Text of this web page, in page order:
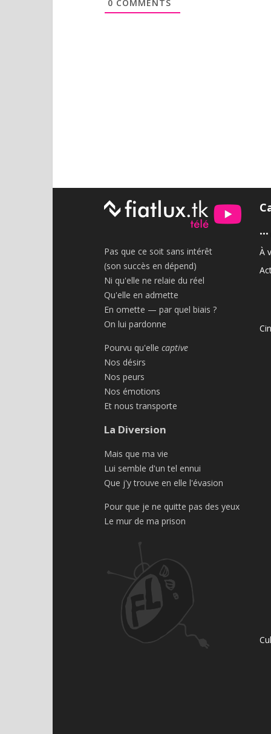
0 COMMENTS
Pas que ce soit sans intérêt
(son succès en dépend)
Ni qu'elle ne relaie du réel
Qu'elle en admette
En omette — par quel biais ?
On lui pardonne
Pourvu qu'elle captive
Nos désirs
Nos peurs
Nos émotions
Et nous transporte
La Diversion
Mais que ma vie
Lui semble d'un tel ennui
Que j'y trouve en elle l'évasion
Pour que je ne quitte pas des yeux
Le mur de ma prison
•••
À